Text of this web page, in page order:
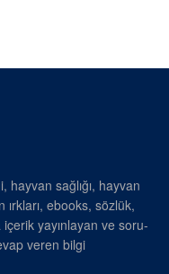
hayvan sağlığı, hayvan
ırkları, ebooks, sözlük,
yayınlayan ve soru-
veren bilgi